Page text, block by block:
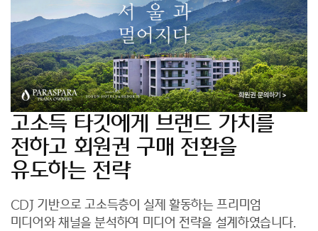
고소득 타깃에게 브랜드 가치를
전하고 회원권 구매 전환을
유도하는 전략
CDJ 기반으로 고소득층이 실제 활동하는 프리미엄
미디어와 채널을 분석하여 미디어 전략을 설계하였습니다.